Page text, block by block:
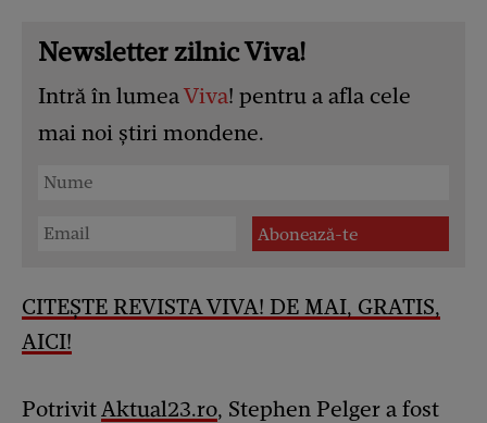
Newsletter zilnic Viva!
Intră în lumeaViva! pentru a afla cele
mai noi știri mondene.
CITEȘTE REVISTA VIVA! DE MAI, GRATIS,
AICI!
PotrivitAktual23.ro, Stephen Pelger a fost